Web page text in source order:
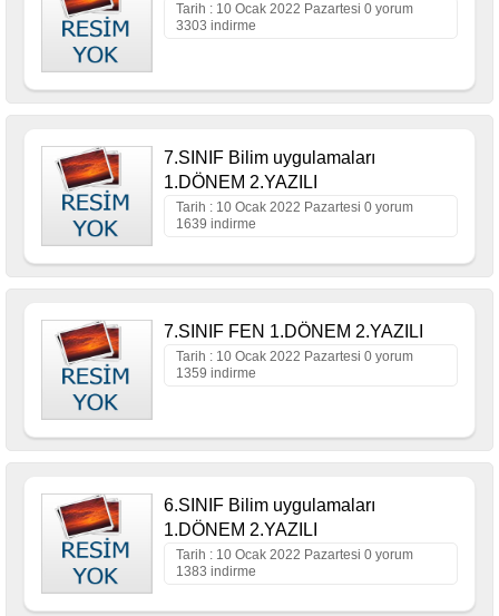
Tarih : 10 Ocak 2022 Pazartesi 0 yorum
3303 indirme
7.SINIF Bilim uygulamaları
1.DÖNEM 2.YAZILI
Tarih : 10 Ocak 2022 Pazartesi 0 yorum
1639 indirme
7.SINIF FEN 1.DÖNEM 2.YAZILI
Tarih : 10 Ocak 2022 Pazartesi 0 yorum
1359 indirme
6.SINIF Bilim uygulamaları
1.DÖNEM 2.YAZILI
Tarih : 10 Ocak 2022 Pazartesi 0 yorum
1383 indirme